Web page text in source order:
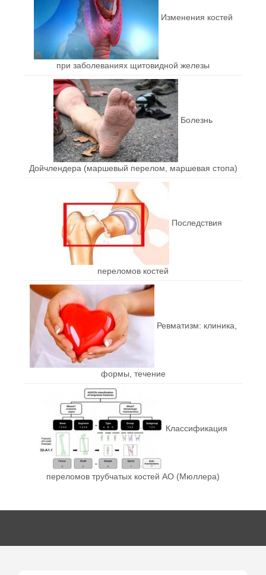
Изменения костей
при заболеваниях щитовидной железы
Болезнь
Дойчлендера (маршевый перелом, маршевая стопа)
Последствия
переломов костей
Ревматизм: клиника,
формы, течение
Классификация
переломов трубчатых костей AO (Мюллера)